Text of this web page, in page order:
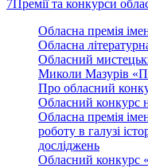
7Премії та конкурси
Обласна премія
Обласна
Обласний
Миколи Мазурів
Про обласний
Обласний конкурс
Обласна премія
роботу в галузі
досліджень
Обласний конкурс